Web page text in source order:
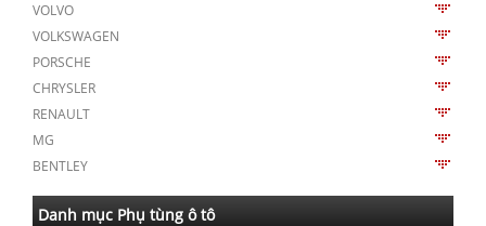
VOLVO
VOLKSWAGEN
PORSCHE
CHRYSLER
RENAULT
MG
BENTLEY
Danh mục Phụ tùng ô tô